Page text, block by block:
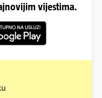
vijestima.